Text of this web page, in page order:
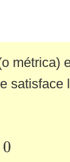
métrica)
satisface
0